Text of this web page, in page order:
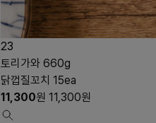
23
토리가와 660g
닭껍질꼬치 15ea
11,300원 11,300원